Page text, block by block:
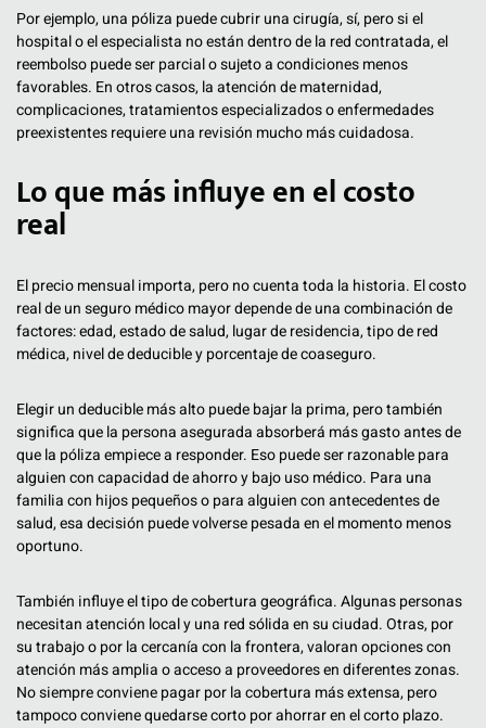
Por ejemplo, una póliza puede cubrir una cirugía, sí, pero si el
hospital o el especialista no están dentro de la red contratada, el
reembolso puede ser parcial o sujeto a condiciones menos
favorables. En otros casos, la atención de maternidad,
complicaciones, tratamientos especializados o enfermedades
preexistentes requiere una revisión mucho más cuidadosa.
Lo que más influye en el costo
real
El precio mensual importa, pero no cuenta toda la historia. El costo
real de un seguro médico mayor depende de una combinación de
factores: edad, estado de salud, lugar de residencia, tipo de red
médica, nivel de deducible y porcentaje de coaseguro.
Elegir un deducible más alto puede bajar la prima, pero también
significa que la persona asegurada absorberá más gasto antes de
que la póliza empiece a responder. Eso puede ser razonable para
alguien con capacidad de ahorro y bajo uso médico. Para una
familia con hijos pequeños o para alguien con antecedentes de
salud, esa decisión puede volverse pesada en el momento menos
oportuno.
También influye el tipo de cobertura geográfica. Algunas personas
necesitan atención local y una red sólida en su ciudad. Otras, por
su trabajo o por la cercanía con la frontera, valoran opciones con
atención más amplia o acceso a proveedores en diferentes zonas.
No siempre conviene pagar por la cobertura más extensa, pero
tampoco conviene quedarse corto por ahorrar en el corto plazo.